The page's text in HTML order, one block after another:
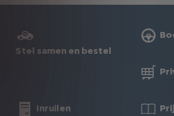
Stel samen en bestel
Inruilen